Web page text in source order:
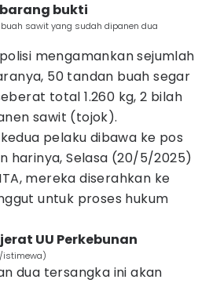
barang bukti
sawit yang sudah dipanen dua
mengamankan sejumlah
50 tandan buah segar
total 1.260 kg, 2 bilah
sawit (tojok).
pelaku dibawa ke pos
harinya, Selasa (20/5/2025)
mereka diserahkan ke
untuk proses hukum
UU Perkebunan
istimewa)
dua tersangka ini akan